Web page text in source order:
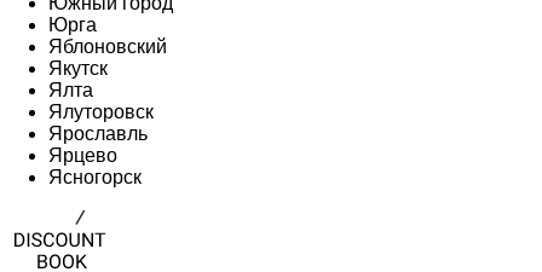
Юрга
Яблоновский
Якутск
Ялта
Ялуторовск
Ярославль
Ярцево
Ясногорск